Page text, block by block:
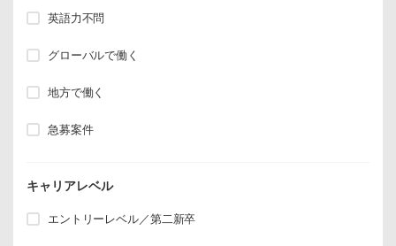
英語力不問
グローバルで働く
地方で働く
急募案件
キャリアレベル
エントリーレベル／第二新卒